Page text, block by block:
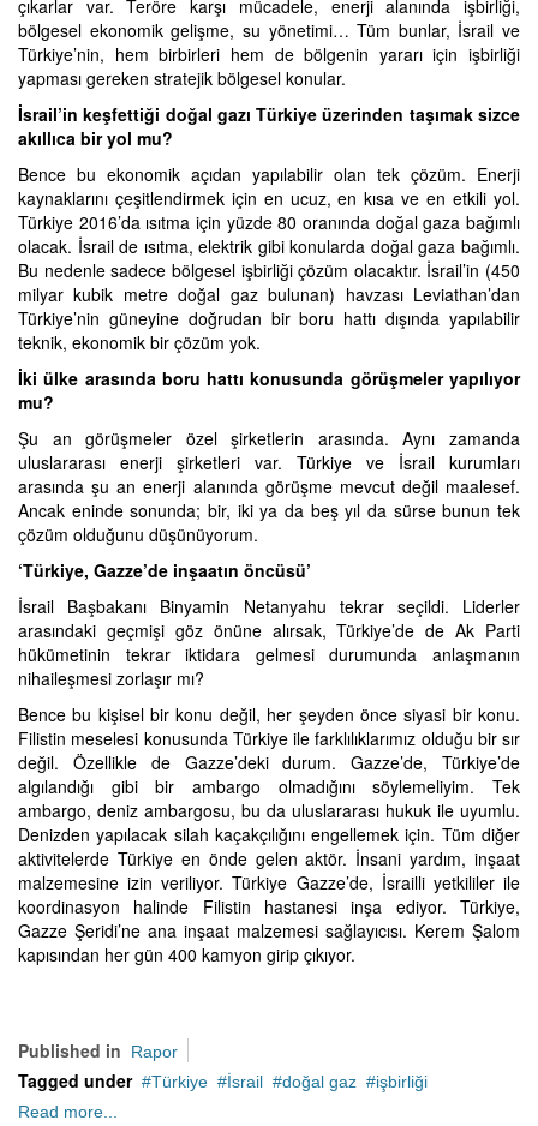
çıkarlar var. Teröre karşı mücadele, enerji alanında işbirliği,
bölgesel ekonomik gelişme, su yönetimi… Tüm bunlar, İsrail ve
Türkiye’nin, hem birbirleri hem de bölgenin yararı için işbirliği
yapması gereken stratejik bölgesel konular.
İsrail’in keşfettiği doğal gazı Türkiye üzerinden taşımak sizce
akıllıca bir yol mu?
Bence bu ekonomik açıdan yapılabilir olan tek çözüm. Enerji
kaynaklarını çeşitlendirmek için en ucuz, en kısa ve en etkili yol.
Türkiye 2016’da ısıtma için yüzde 80 oranında doğal gaza bağımlı
olacak. İsrail de ısıtma, elektrik gibi konularda doğal gaza bağımlı.
Bu nedenle sadece bölgesel işbirliği çözüm olacaktır. İsrail’in (450
milyar kubik metre doğal gaz bulunan) havzası Leviathan’dan
Türkiye’nin güneyine doğrudan bir boru hattı dışında yapılabilir
teknik, ekonomik bir çözüm yok.
İki ülke arasında boru hattı konusunda görüşmeler yapılıyor
mu?
Şu an görüşmeler özel şirketlerin arasında. Aynı zamanda
uluslararası enerji şirketleri var. Türkiye ve İsrail kurumları
arasında şu an enerji alanında görüşme mevcut değil maalesef.
Ancak eninde sonunda; bir, iki ya da beş yıl da sürse bunun tek
çözüm olduğunu düşünüyorum.
‘Türkiye, Gazze’de inşaatın öncüsü’
İsrail Başbakanı Binyamin Netanyahu tekrar seçildi. Liderler
arasındaki geçmişi göz önüne alırsak, Türkiye’de de Ak Parti
hükümetinin tekrar iktidara gelmesi durumunda anlaşmanın
nihaileşmesi zorlaşır mı?
Bence bu kişisel bir konu değil, her şeyden önce siyasi bir konu.
Filistin meselesi konusunda Türkiye ile farklılıklarımız olduğu bir sır
değil. Özellikle de Gazze’deki durum. Gazze’de, Türkiye’de
algılandığı gibi bir ambargo olmadığını söylemeliyim. Tek
ambargo, deniz ambargosu, bu da uluslararası hukuk ile uyumlu.
Denizden yapılacak silah kaçakçılığını engellemek için. Tüm diğer
aktivitelerde Türkiye en önde gelen aktör. İnsani yardım, inşaat
malzemesine izin veriliyor. Türkiye Gazze’de, İsrailli yetkililer ile
koordinasyon halinde Filistin hastanesi inşa ediyor. Türkiye,
Gazze Şeridi’ne ana inşaat malzemesi sağlayıcısı. Kerem Şalom
kapısından her gün 400 kamyon girip çıkıyor.
Published in Rapor
Tagged under Türkiye İsrail doğal gaz
işbirliği
Read more...